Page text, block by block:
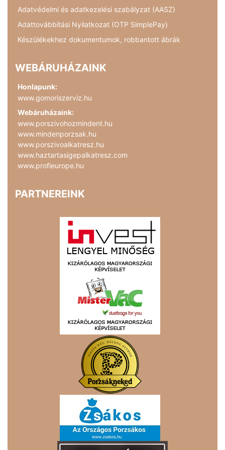
Adatvédelmi és adatkezelési szabályzat (AASZ)
Adattovábbítási Nyilatkozat (OTP SimplePay)
Készülékekhez dokumentumok, robbantott ábrák
WEBÁRUHÁZAINK
Honlapunk:
www.gomoriszerviz.hu
Webáruházaink:
www.porszivohozmindent.hu
www.mindenporzsak.hu
www.porszivoalkatresz.hu
www.haztartasigepalkatresz.com
www.profieurope.hu
PARTNEREINK